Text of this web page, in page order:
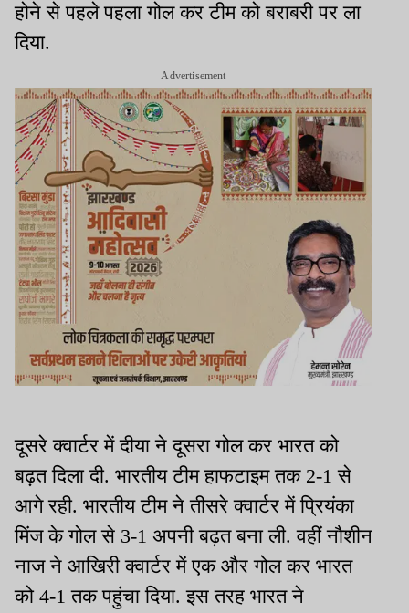
होने से पहले पहला गोल कर टीम को बराबरी पर ला
दिया.
Advertisement
दूसरे क्वार्टर में दीया ने दूसरा गोल कर भारत को
बढ़त दिला दी. भारतीय टीम हाफटाइम तक 2-1 से
आगे रही. भारतीय टीम ने तीसरे क्वार्टर में प्रियंका
मिंज के गोल से 3-1 अपनी बढ़त बना ली. वहीं नौशीन
नाज ने आखिरी क्वार्टर में एक और गोल कर भारत
को 4-1 तक पहुंचा दिया. इस तरह भारत ने